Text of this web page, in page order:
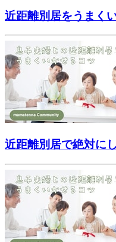
近距離別居をうまく
近距離別居で絶対に